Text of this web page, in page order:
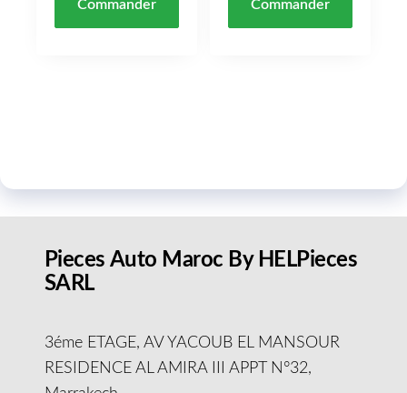
Commander Commander
Pieces Auto Maroc By HELPieces
SARL
3éme ETAGE, AV YACOUB EL MANSOUR
RESIDENCE AL AMIRA III APPT N°32,